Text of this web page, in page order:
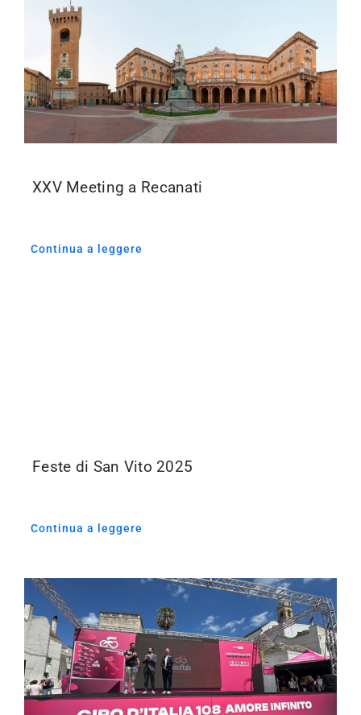
XXV Meeting a Recanati
Continua a leggere
Feste di San Vito 2025
Continua a leggere